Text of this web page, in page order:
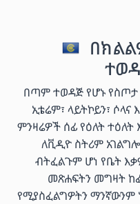
በጣም ተወዳጅ የሆኑ የስጦታ
ኢቴሬም፣ ላይትኮይን፣
ምንዛሬዎች ሰፊ የዕለት
ለቪዲዮ ስትሪም
ብትፈልጉም ሆነ የቤት
መጽሐፍትን መግዛት
የሚያስፈልግዎትን ማንኛውንም